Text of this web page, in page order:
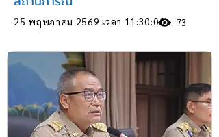
25 พฤษภาคม 2569 เวลา 11:30:00 73